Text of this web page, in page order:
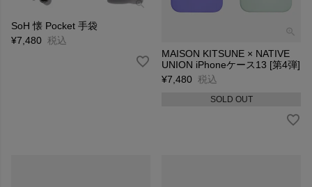
SoH 懐 Pocket 手袋
¥7,480 税込
MAISON KITSUNE × NATIVE
UNION iPhoneケース13 [第4弾]
¥7,480 税込
SOLD OUT